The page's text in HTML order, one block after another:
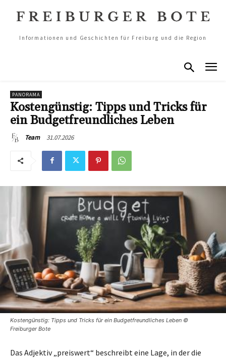
Informationen und Geschichten für Freiburg und die Region
PANORAMA
Kostengünstig: Tipps und Tricks für
ein Budgetfreundliches Leben
Team 31.07.2026
Kostengünstig: Tipps und Tricks für ein Budgetfreundliches Leben ©
Freiburger Bote
Das Adjektiv „preiswert“ beschreibt eine Lage, in der die